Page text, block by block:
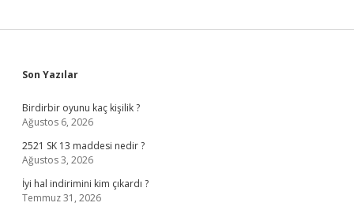
Sidebar
Son Yazılar
Birdirbir oyunu kaç kişilik ?
Ağustos 6, 2026
2521 SK 13 maddesi nedir ?
Ağustos 3, 2026
İyi hal indirimini kim çıkardı ?
Temmuz 31, 2026